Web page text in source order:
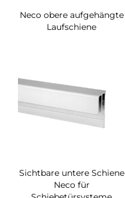
Neco obere aufgehängte
Laufschiene
Sichtbare untere Schiene
Neco für